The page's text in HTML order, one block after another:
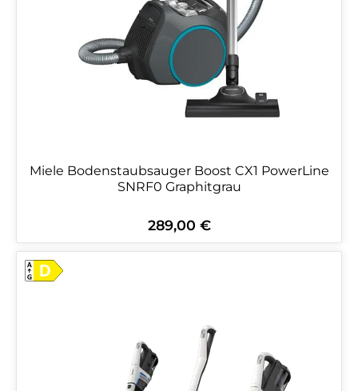
Miele Bodenstaubsauger Boost CX1 PowerLine
SNRF0 Graphitgrau
Regulärer Preis:
289,00 €